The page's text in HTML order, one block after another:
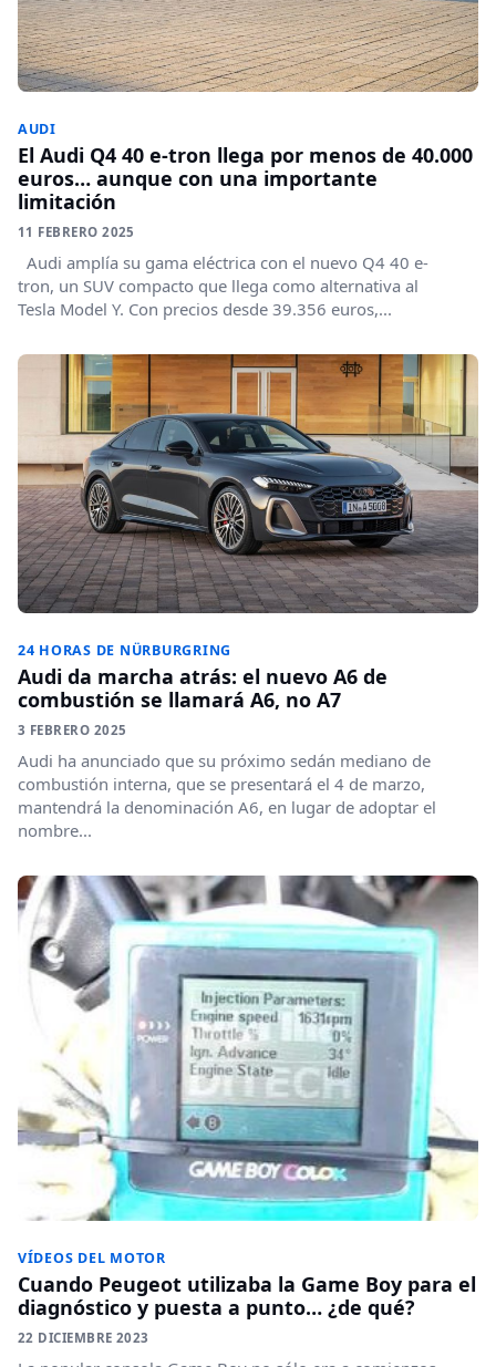
AUDI
El Audi Q4 40 e-tron llega por menos de 40.000
euros… aunque con una importante
limitación
11 FEBRERO 2025
Audi amplía su gama eléctrica con el nuevo Q4 40 e-
tron, un SUV compacto que llega como alternativa al
Tesla Model Y. Con precios desde 39.356 euros,...
24 HORAS DE NÜRBURGRING
Audi da marcha atrás: el nuevo A6 de
combustión se llamará A6, no A7
3 FEBRERO 2025
Audi ha anunciado que su próximo sedán mediano de
combustión interna, que se presentará el 4 de marzo,
mantendrá la denominación A6, en lugar de adoptar el
nombre...
VÍDEOS DEL MOTOR
Cuando Peugeot utilizaba la Game Boy para el
diagnóstico y puesta a punto… ¿de qué?
22 DICIEMBRE 2023